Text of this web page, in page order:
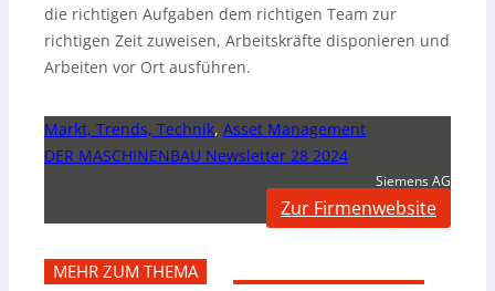
die richtigen Aufgaben dem richtigen Team zur
richtigen Zeit zuweisen, Arbeitskräfte disponieren und
Arbeiten vor Ort ausführen.
Markt, Trends, Technik, Asset Management
DER MASCHINENBAU Newsletter 28 2024
Siemens AG
Zur Firmenwebsite
MEHR ZUM THEMA